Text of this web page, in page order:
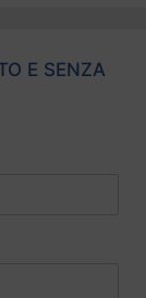
E SENZA